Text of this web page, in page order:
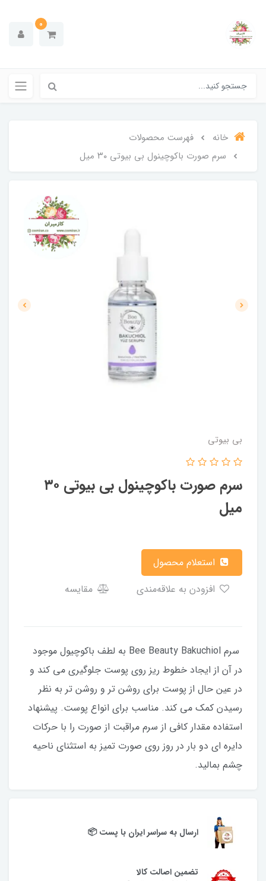
0
خانه
فهرست محصولات
سرم صورت باکوچینول بی بیوتی ۳۰ میل
بی بیوتی
سرم صورت باکوچینول بی بیوتی ۳۰
میل
مقایسه
سرم Bee Beauty Bakuchiol به لطف باکوچیول موجود
در آن از ایجاد خطوط ریز روی پوست جلوگیری می کند و
در عین حال از پوست برای روشن تر و روشن تر به نظر
رسیدن کمک می کند. مناسب برای انواع پوست. پیشنهاد
استفاده مقدار کافی از سرم مراقبت از صورت را با حرکات
دایره ای دو بار در روز روی صورت تمیز به استثنای ناحیه
چشم بمالید.
ارسال به سراسر ایران با پست 📦
تضمین اصالت کالا